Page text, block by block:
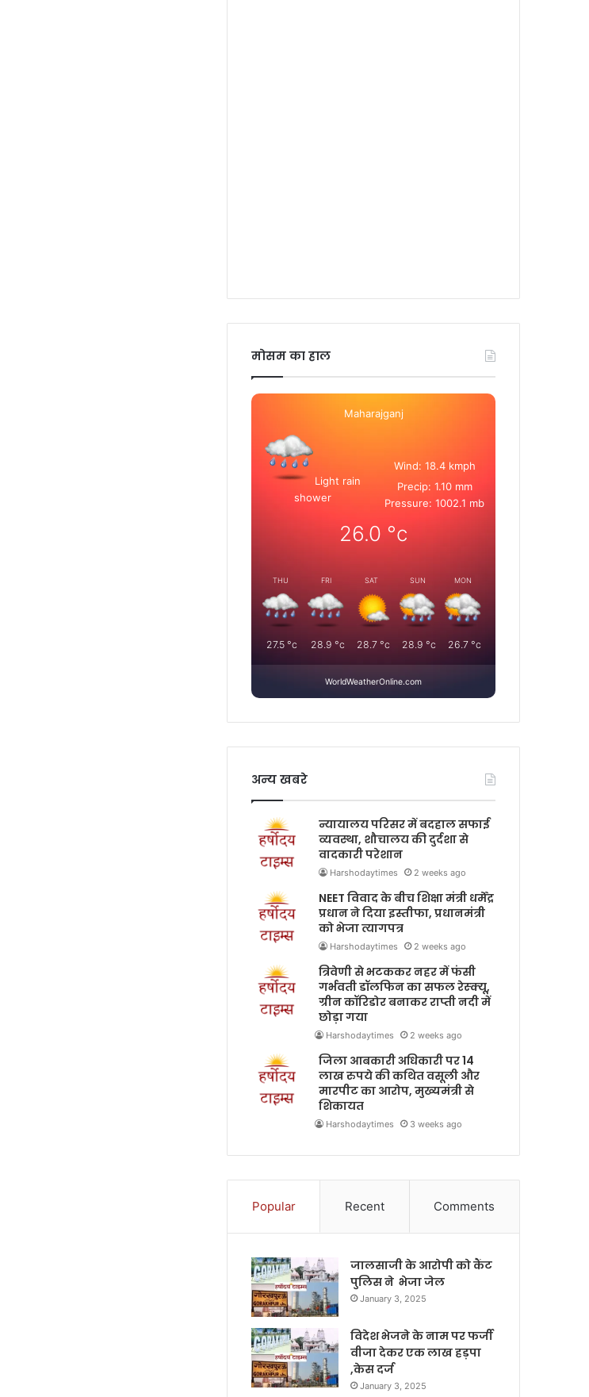
मोसम का हाल
Maharajganj
Light rain
shower
Wind: 18.4 kmph
Precip: 1.10 mm
Pressure: 1002.1 mb
26.0 °c
THU
27.5 °c
FRI
28.9 °c
SAT
28.7°c
SUN
28.9 °c
MON
26.7 °c
WorldWeatherOnline.com
अन्य खबरे
न्यायालय परिसर में बदहाल सफाई
व्यवस्था, शौचालय की दुर्दशा से
वादकारी परेशान
Harshodaytimes 2 weeks ago
NEET विवाद के बीच शिक्षा मंत्री धर्मेंद्र
प्रधान ने दिया इस्तीफा, प्रधानमंत्री
को भेजा त्यागपत्र
Harshodaytimes 2 weeks ago
त्रिवेणी से भटककर नहर में फंसी
गर्भवती डॉलफिन का सफल रेस्क्यू,
ग्रीन कॉरिडोर बनाकर राप्ती नदी में
छोड़ा गया
Harshodaytimes 2 weeks ago
जिला आबकारी अधिकारी पर 14
लाख रुपये की कथित वसूली और
मारपीट का आरोप, मुख्यमंत्री से
शिकायत
Harshodaytimes 3 weeks ago
Popular Recent Comments
जालसाजी के आरोपी को कैंट
पुलिस ने भेजा जेल
January 3, 2025
विदेश भेजने के नाम पर फर्जी
वीजा देकर एक लाख हड़पा
,केस दर्ज
January 3, 2025